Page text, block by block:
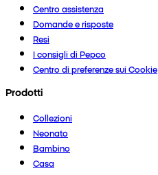
Centro assistenza
Domande e risposte
Resi
I consigli di Pepco
Centro di preferenze sui Cookie
Prodotti
Collezioni
Neonato
Bambino
Casa